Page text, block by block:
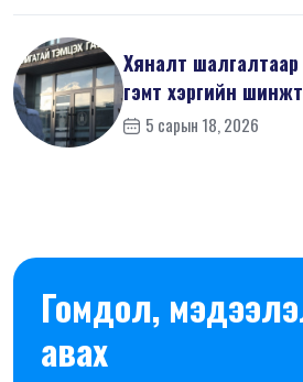
Хяналт шалгалтаар
гэмт хэргийн
5 сарын 18, 2026
Гомдол,
авах